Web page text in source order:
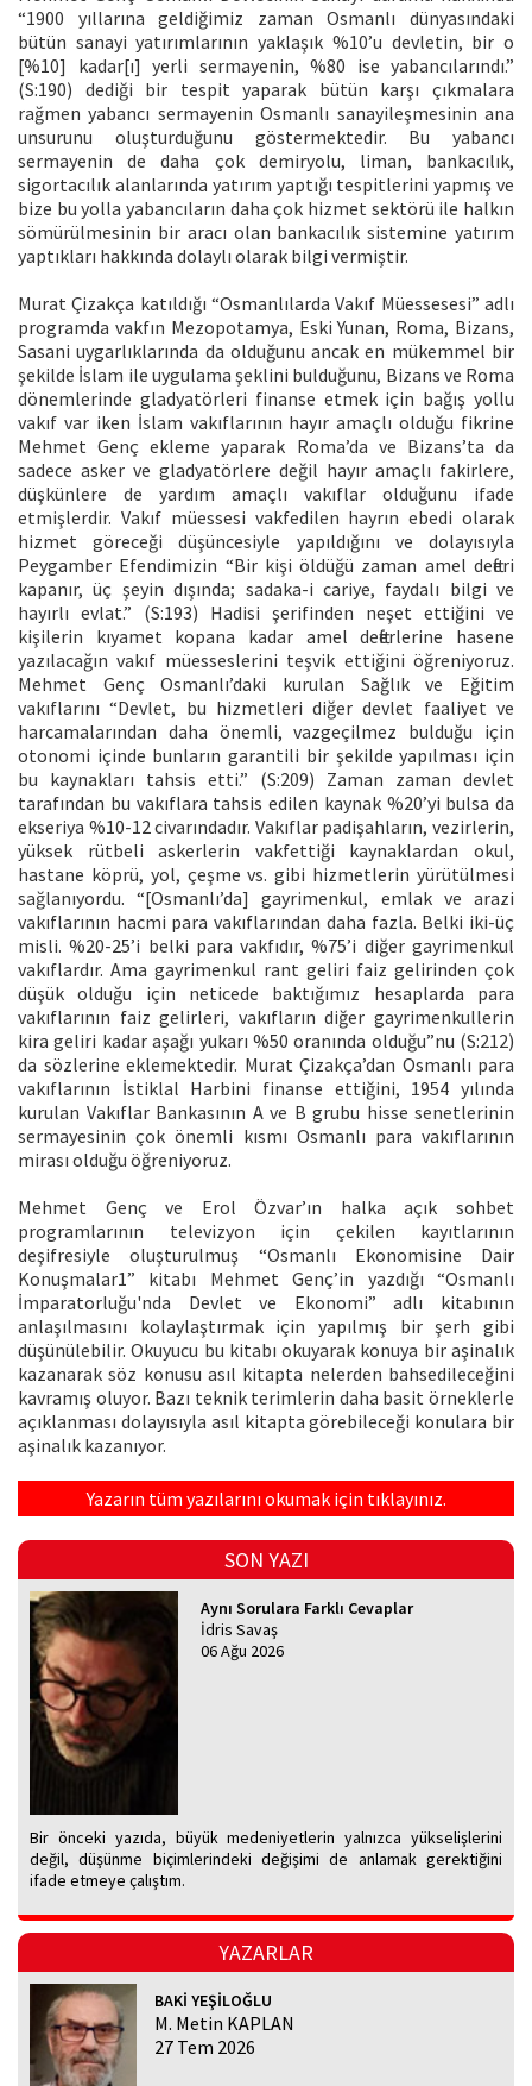
“1900 yıllarına geldiğimiz zaman Osmanlı dünyasındaki
bütün sanayi yatırımlarının yaklaşık %10’u devletin, bir o
[%10] kadar[ı] yerli sermayenin, %80 ise yabancılarındı.”
(S:190) dediği bir tespit yaparak bütün karşı çıkmalara
rağmen yabancı sermayenin Osmanlı sanayileşmesinin ana
unsurunu oluşturduğunu göstermektedir. Bu yabancı
sermayenin de daha çok demiryolu, liman, bankacılık,
sigortacılık alanlarında yatırım yaptığı tespitlerini yapmış ve
bize bu yolla yabancıların daha çok hizmet sektörü ile halkın
sömürülmesinin bir aracı olan bankacılık sistemine yatırım
yaptıkları hakkında dolaylı olarak bilgi vermiştir.
Murat Çizakça katıldığı “Osmanlılarda Vakıf Müessesesi” adlı
programda vakfın Mezopotamya, Eski Yunan, Roma, Bizans,
Sasani uygarlıklarında da olduğunu ancak en mükemmel bir
şekilde İslam ile uygulama şeklini bulduğunu, Bizans ve Roma
dönemlerinde gladyatörleri finanse etmek için bağış yollu
vakıf var iken İslam vakıflarının hayır amaçlı olduğu fikrine
Mehmet Genç ekleme yaparak Roma’da ve Bizans’ta da
sadece asker ve gladyatörlere değil hayır amaçlı fakirlere,
düşkünlere de yardım amaçlı vakıflar olduğunu ifade
etmişlerdir. Vakıf müessesi vakfedilen hayrın ebedi olarak
hizmet göreceği düşüncesiyle yapıldığını ve dolayısıyla
Peygamber Efendimizin “Bir kişi öldüğü zaman amel defteri
kapanır, üç şeyin dışında; sadaka-i cariye, faydalı bilgi ve
hayırlı evlat.” (S:193) Hadisi şerifinden neşet ettiğini ve
kişilerin kıyamet kopana kadar amel defterlerine hasene
yazılacağın vakıf müesseslerini teşvik ettiğini öğreniyoruz.
Mehmet Genç Osmanlı’daki kurulan Sağlık ve Eğitim
vakıflarını “Devlet, bu hizmetleri diğer devlet faaliyet ve
harcamalarından daha önemli, vazgeçilmez bulduğu için
otonomi içinde bunların garantili bir şekilde yapılması için
bu kaynakları tahsis etti.” (S:209) Zaman zaman devlet
tarafından bu vakıflara tahsis edilen kaynak %20’yi bulsa da
ekseriya %10-12 civarındadır. Vakıflar padişahların, vezirlerin,
yüksek rütbeli askerlerin vakfettiği kaynaklardan okul,
hastane köprü, yol, çeşme vs. gibi hizmetlerin yürütülmesi
sağlanıyordu. “[Osmanlı’da] gayrimenkul, emlak ve arazi
vakıflarının hacmi para vakıflarından daha fazla. Belki iki-üç
misli. %20-25’i belki para vakfıdır, %75’i diğer gayrimenkul
vakıflardır. Ama gayrimenkul rant geliri faiz gelirinden çok
düşük olduğu için neticede baktığımız hesaplarda para
vakıflarının faiz gelirleri, vakıfların diğer gayrimenkullerin
kira geliri kadar aşağı yukarı %50 oranında olduğu”nu (S:212)
da sözlerine eklemektedir. Murat Çizakça’dan Osmanlı para
vakıflarının İstiklal Harbini finanse ettiğini, 1954 yılında
kurulan Vakıflar Bankasının A ve B grubu hisse senetlerinin
sermayesinin çok önemli kısmı Osmanlı para vakıflarının
mirası olduğu öğreniyoruz.
Mehmet Genç ve Erol Özvar’ın halka açık sohbet
programlarının televizyon için çekilen kayıtlarının
deşifresiyle oluşturulmuş “Osmanlı Ekonomisine Dair
Konuşmalar1” kitabı Mehmet Genç’in yazdığı “Osmanlı
İmparatorluğu'nda Devlet ve Ekonomi” adlı kitabının
anlaşılmasını kolaylaştırmak için yapılmış bir şerh gibi
düşünülebilir. Okuyucu bu kitabı okuyarak konuya bir aşinalık
kazanarak söz konusu asıl kitapta nelerden bahsedileceğini
kavramış oluyor. Bazı teknik terimlerin daha basit örneklerle
açıklanması dolayısıyla asıl kitapta görebileceği konulara bir
aşinalık kazanıyor.
Yazarın tüm yazılarını okumak için tıklayınız.
SON YAZI
Aynı Sorulara Farklı Cevaplar
İdris Savaş
06 Ağu 2026
Bir önceki yazıda, büyük medeniyetlerin yalnızca yükselişlerini
değil, düşünme biçimlerindeki değişimi de anlamak gerektiğini
ifade etmeye çalıştım.
YAZARLAR
BAKİ YEŞİLOĞLU
M. Metin KAPLAN
27 Tem 2026